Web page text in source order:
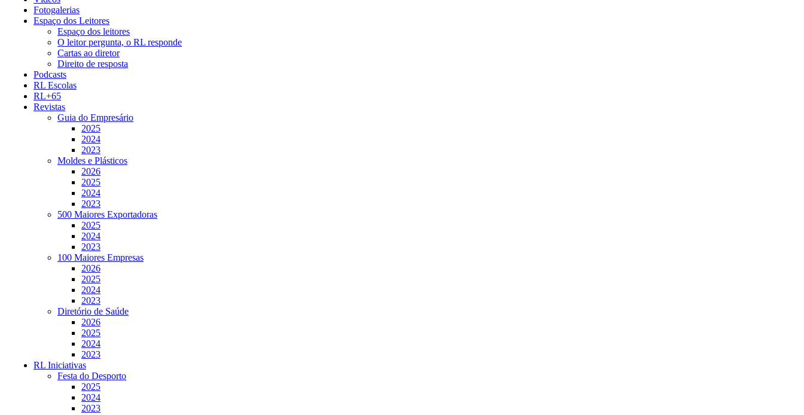
Fotogalerias
Espaço dos Leitores
Espaço dos leitores
O leitor pergunta, o RL responde
Cartas ao diretor
Direito de resposta
Podcasts
RL Escolas
RL+65
Revistas
Guia do Empresário
2025
2024
2023
Moldes e Plásticos
2026
2025
2024
2023
500 Maiores Exportadoras
2025
2024
2023
100 Maiores Empresas
2026
2025
2024
2023
Diretório de Saúde
2026
2025
2024
2023
RL Iniciativas
Festa do Desporto
2025
2024
2023